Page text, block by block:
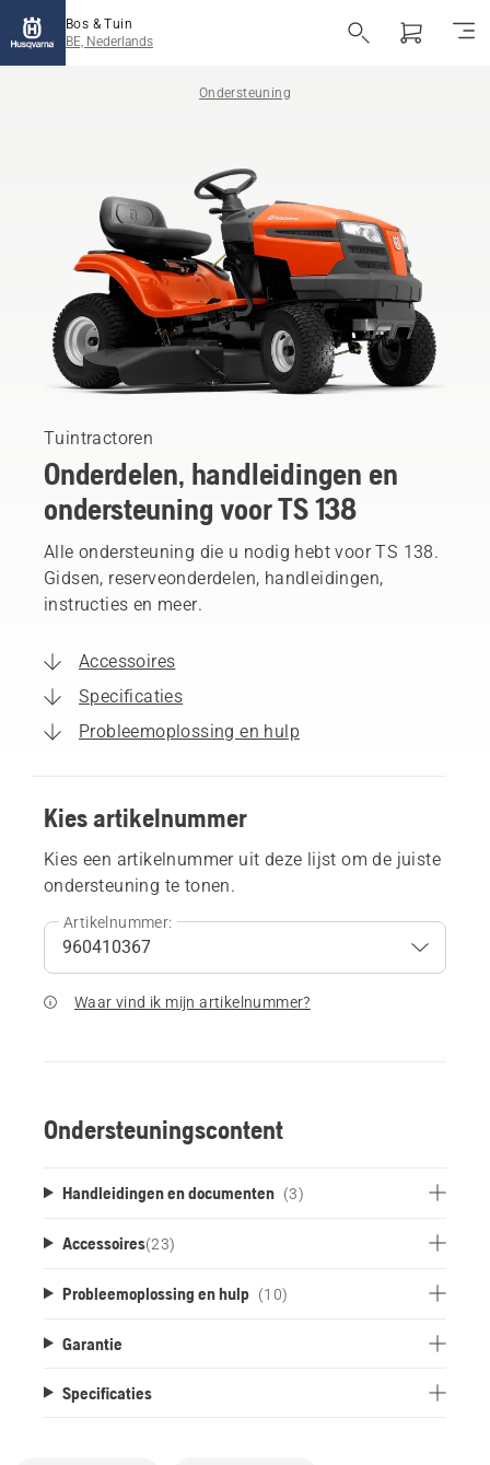
Bos & Tuin
BE, Nederlands
Ondersteuning
Tuintractoren
Onderdelen, handleidingen en
ondersteuning voor TS 138
Alle ondersteuning die u nodig hebt voor TS 138.
Gidsen, reserveonderdelen, handleidingen,
instructies en meer.
Accessoires
Specificaties
Probleemoplossing en hulp
Kies artikelnummer
Kies een artikelnummer uit deze lijst om de juiste
ondersteuning te tonen.
Artikelnummer:
Waar vind ik mijn artikelnummer?
Ondersteuningscontent
Handleidingen en documenten (3)
Accessoires(23)
Probleemoplossing en hulp (10)
Garantie
Specificaties